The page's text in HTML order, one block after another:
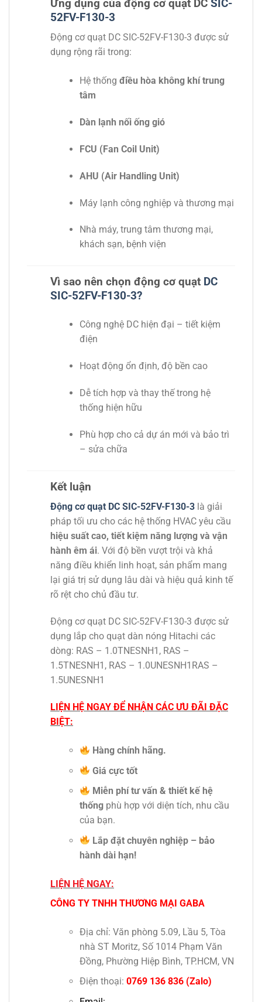
Ứng dụng của động cơ quạt DC SIC-
52FV-F130-3
Động cơ quạt DC SIC-52FV-F130-3 được sử
dụng rộng rãi trong:
Hệ thống điều hòa không khí trung
tâm
Dàn lạnh nối ống gió
FCU (Fan Coil Unit)
AHU (Air Handling Unit)
Máy lạnh công nghiệp và thương mại
Nhà máy, trung tâm thương mại,
khách sạn, bệnh viện
Vì sao nên chọn động cơ quạt DC
SIC-52FV-F130-3?
Công nghệ DC hiện đại – tiết kiệm
điện
Hoạt động ổn định, độ bền cao
Dễ tích hợp và thay thế trong hệ
thống hiện hữu
Phù hợp cho cả dự án mới và bảo trì
– sửa chữa
Kết luận
Động cơ quạt DC SIC-52FV-F130-3 là giải
pháp tối ưu cho các hệ thống HVAC yêu cầu
hiệu suất cao, tiết kiệm năng lượng và vận
hành êm ái. Với độ bền vượt trội và khả
năng điều khiển linh hoạt, sản phẩm mang
lại giá trị sử dụng lâu dài và hiệu quả kinh tế
rõ rệt cho chủ đầu tư.
Động cơ quạt DC SIC-52FV-F130-3 được sử
dụng lắp cho quạt dàn nóng Hitachi các
dòng: RAS – 1.0TNESNH1, RAS –
1.5TNESNH1, RAS – 1.0UNESNH1RAS –
1.5UNESNH1
LIỆN HỆ NGAY ĐỂ NHẬN CÁC ƯU ĐÃI ĐẶC
BIỆT:
Hàng chính hãng.
Giá cực tốt
Miễn phí tư vấn & thiết kế hệ
thốngphù hợp với diện tích, nhu cầu
của bạn.
Lắp đặt chuyên nghiệp – bảo
hành dài hạn!
LIỆN HỆ NGAY:
CÔNG TY TNHH THƯƠNG MẠI GABA
Địa chỉ: Văn phòng 5.09, Lầu 5, Tòa
nhà ST Moritz, Số 1014 Phạm Văn
Đồng, Phường Hiệp Bình, TP.HCM, VN
Điện thoại: 0769 136 836 (Zalo)